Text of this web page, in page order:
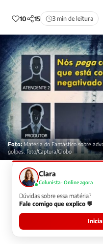
10 15 3 min de leitura
Foto:Matéria do Fantástico sobre
golpes. foto/Captura/Globo
Clara
Colunista · Online agora
Dúvidas sobre essa matéria?
Fale comigo que explico 💬